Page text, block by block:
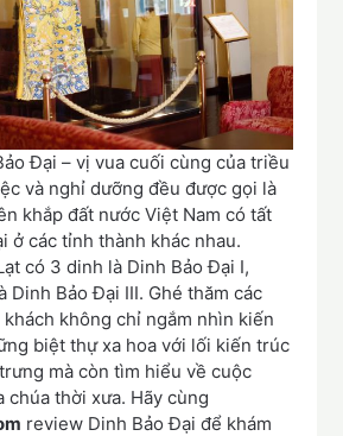
Đại – vị vua cuối cùng của triều
và nghỉ dưỡng đều được gọi là
khắp đất nước Việt Nam có tất
ở các tỉnh thành khác nhau.
có 3 dinh là Dinh Bảo Đại I,
Dinh Bảo Đại III. Ghé thăm các
không chỉ ngắm nhìn kiến
biệt thự xa hoa với lối kiến trúc
mà còn tìm hiểu về cuộc
chúa thời xưa. Hãy cùng
review Dinh Bảo Đại để khám